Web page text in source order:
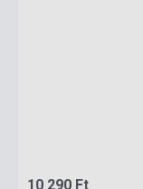
10 290 Ft